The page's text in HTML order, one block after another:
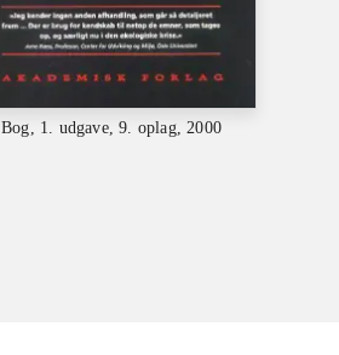
Bog, 1. udgave, 9. oplag, 2000